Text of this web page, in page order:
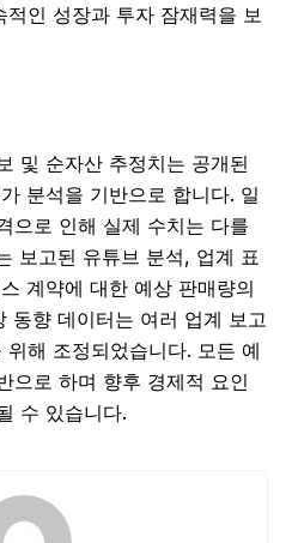
인 성장과 투자 잠재력을 보
및 순자산 추정치는 공개된
분석을 기반으로 합니다. 일
으로 인해 실제 수치는 다를
보고된 유튜브 분석, 업계 표
계약에 대한 예상 판매량의
동향 데이터는 여러 업계 보고
해 조정되었습니다. 모든 예
으로 하며 향후 경제적 요인
수 있습니다.